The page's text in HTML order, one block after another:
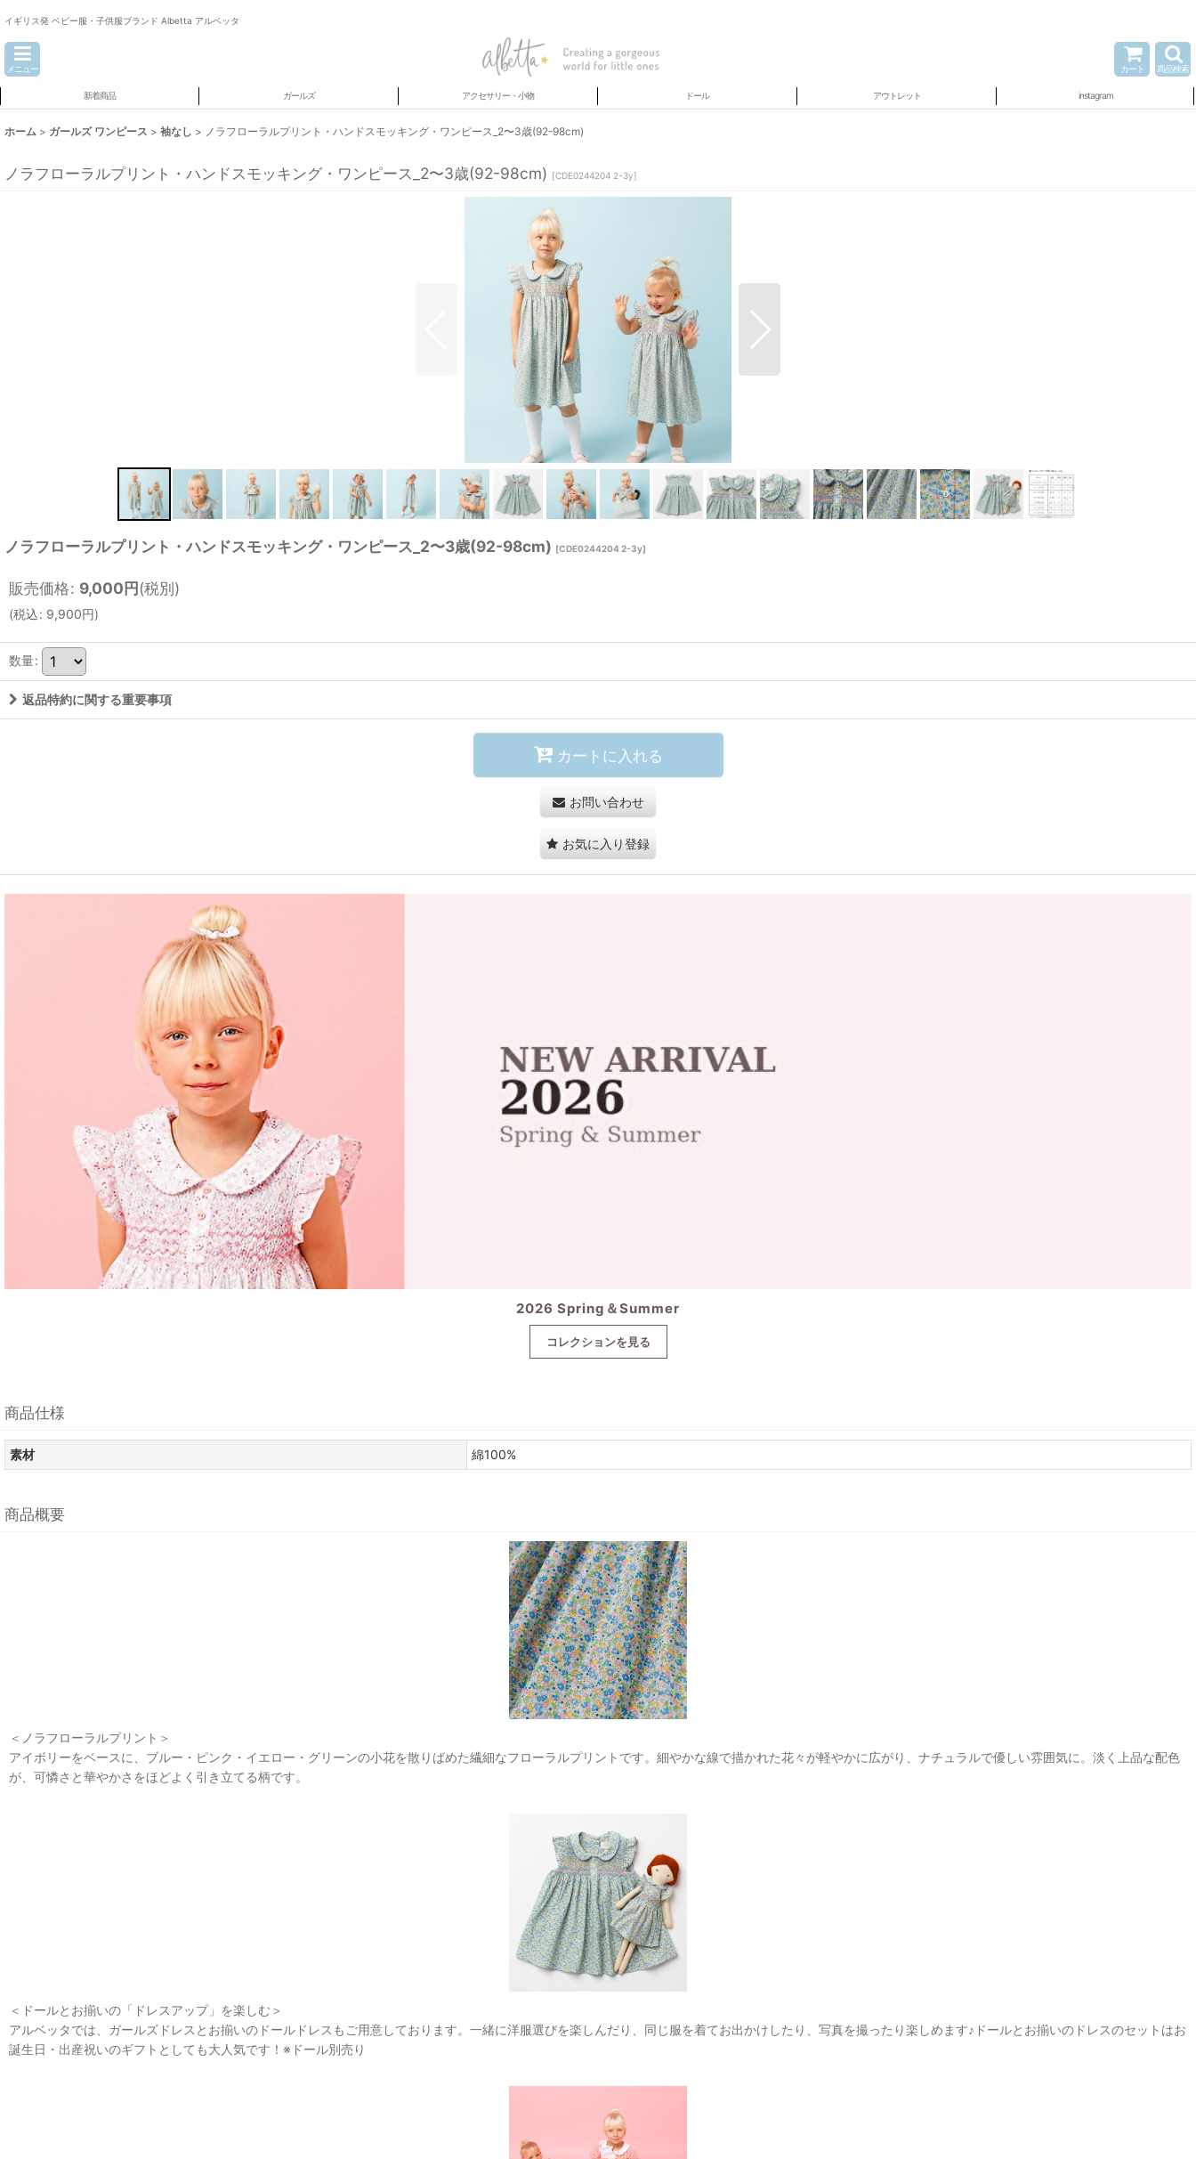
イギリス発 ベビー服・子供服ブランド Albetta アルベッタ
メニュー カート 商品検索
新着商品 ガールズ アクセサリー・小物 ドール アウトレット instagram
ホーム > ガールズ ワンピース > 袖なし > ノラフローラルプリント・ハンドスモッキング・ワンピース_2〜3歳(92-98cm)
ノラフローラルプリント・ハンドスモッキング・ワンピース_2〜3歳(92-98cm) [CDE0244204 2-3y]
ノラフローラルプリント・ハンドスモッキング・ワンピース_2〜3歳(92-98cm) [CDE0244204 2-3y]
販売価格: 9,000円(税別)
(税込: 9,900円)
数量:
返品特約に関する重要事項
カートに入れる
お問い合わせ
お気に入り登録
2026 Spring＆Summer
コレクションを見る
商品仕様
素材 綿100%
商品概要
＜ノラフローラルプリント＞
アイボリーをベースに、ブルー・ピンク・イエロー・グリーンの小花を散りばめた繊細なフローラルプリントです。細やかな線で描かれた花々が軽やかに広がり、ナチュラルで優しい雰囲気に。淡く上品な配色
が、可憐さと華やかさをほどよく引き立てる柄です。
＜ドールとお揃いの「ドレスアップ」を楽しむ＞
アルベッタでは、ガールズドレスとお揃いのドールドレスもご用意しております。一緒に洋服選びを楽しんだり、同じ服を着てお出かけしたり、写真を撮ったり楽しめます♪ドールとお揃いのドレスのセットはお
誕生日・出産祝いのギフトとしても大人気です！※ドール別売り